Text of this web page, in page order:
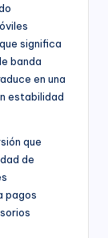
que significa
banda
en una
estabilidad
que
de
pagos